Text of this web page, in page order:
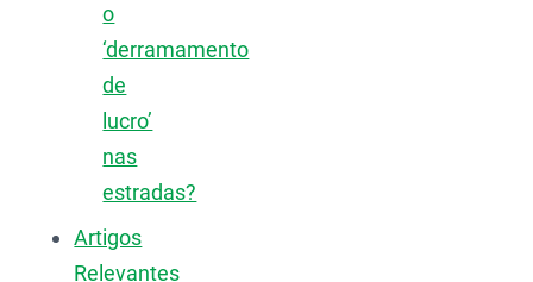
o
‘derramamento
de
lucro’
nas
estradas?
Artigos
Relevantes